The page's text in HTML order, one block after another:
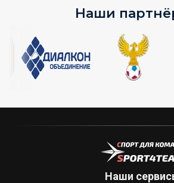
Наши
Наши